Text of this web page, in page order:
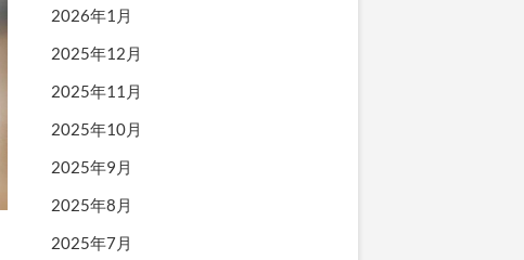
2026年1月
2025年12月
2025年11月
2025年10月
2025年9月
2025年8月
2025年7月